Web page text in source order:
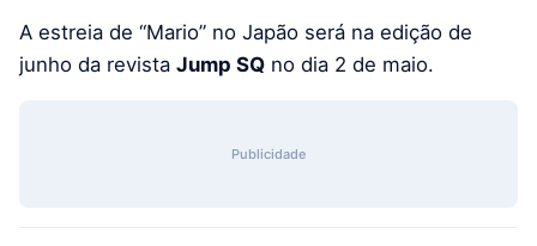
A estreia de “Mario” no Japão será na edição de
junho da revista Jump SQ no dia 2 de maio.
Publicidade